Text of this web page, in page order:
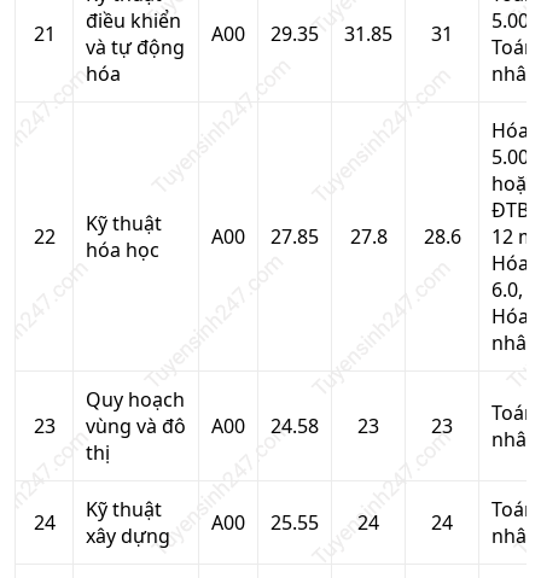
21
điều khiển
và tự động
hóa
A00 29.35 31.85 31
5.00,
Toán
22
Kỹ thuật
hóa học
A00 27.85 27.8 28.6
Hóa
5.00
hoặc
ĐTB
12
Hóa
6.0,
Hóa
23
Quy hoạch
vùng và đô
thị
A00 24.58 23 23
Toán
24
Kỹ thuật
xây dựng
A00 25.55 24 24
Toán